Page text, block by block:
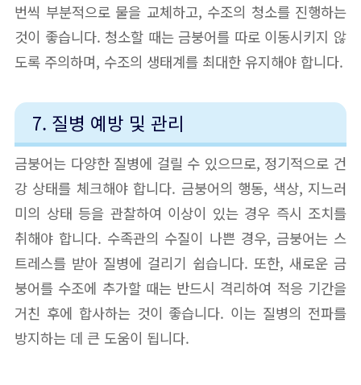
번씩 부분적으로 물을 교체하고, 수조의 청소를 진행하는
것이 좋습니다. 청소할 때는 금붕어를 따로 이동시키지 않
도록 주의하며, 수조의 생태계를 최대한 유지해야 합니다.
7. 질병 예방 및 관리
금붕어는 다양한 질병에 걸릴 수 있으므로, 정기적으로 건
강 상태를 체크해야 합니다. 금붕어의 행동, 색상, 지느러
미의 상태 등을 관찰하여 이상이 있는 경우 즉시 조치를
취해야 합니다. 수족관의 수질이 나쁜 경우, 금붕어는 스
트레스를 받아 질병에 걸리기 쉽습니다. 또한, 새로운 금
붕어를 수조에 추가할 때는 반드시 격리하여 적응 기간을
거친 후에 합사하는 것이 좋습니다. 이는 질병의 전파를
방지하는 데 큰 도움이 됩니다.